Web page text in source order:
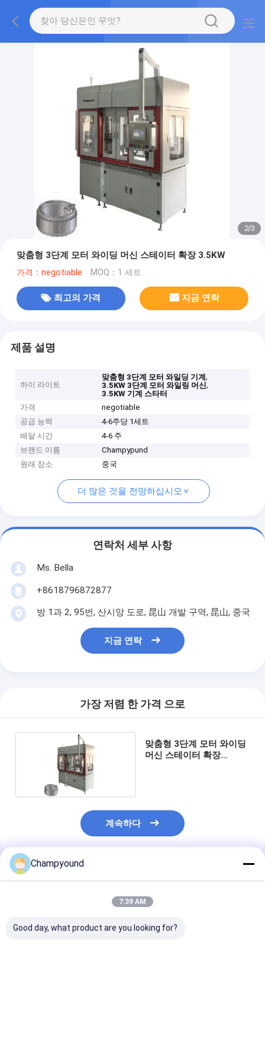
2/3
맞춤형 3단계 모터 와이딩 머신 스테이터 확장 3.5KW
가격：negotiable MOQ：1 세트
최고의 가격 지금 연락
제품 설명
하이 라이트
맞춤형 3단계 모터 와일딩 기계,
3.5KW 3단계 모터 와일링 머신,
3.5KW 기계 스타터
가격
negotiable
공급 능력
4-6주당 1세트
배달 시간
4-6 주
브랜드 이름
Champypund
원래 장소
중국
더 많은 것을 전망하십시오
연락처 세부 사항
Ms. Bella
+8618796872877
방 1과 2, 95번, 산시앙 도로, 昆山 개발 구역, 昆山, 중국
지금 연락
가장 저렴 한 가격 으로
맞춤형 3단계 모터 와이딩
머신 스테이터 확장
계속하다
추천된 제품
Champyound
7:39 AM
Good day, what product are you looking for?